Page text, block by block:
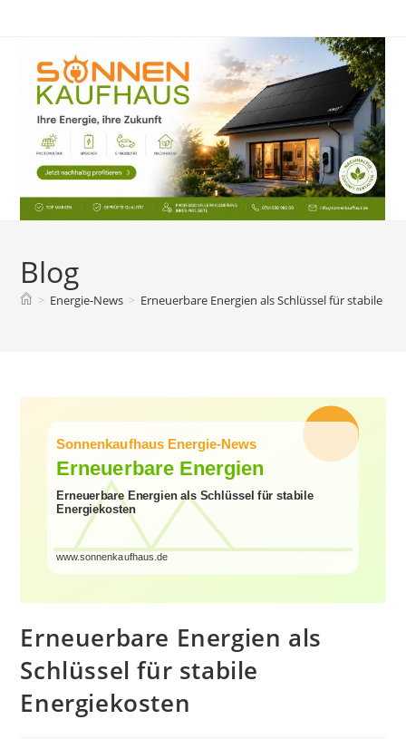
Blog
> Energie-News > Erneuerbare Energien als Schlüssel für stabile
Erneuerbare Energien als
Schlüssel für stabile
Energiekosten